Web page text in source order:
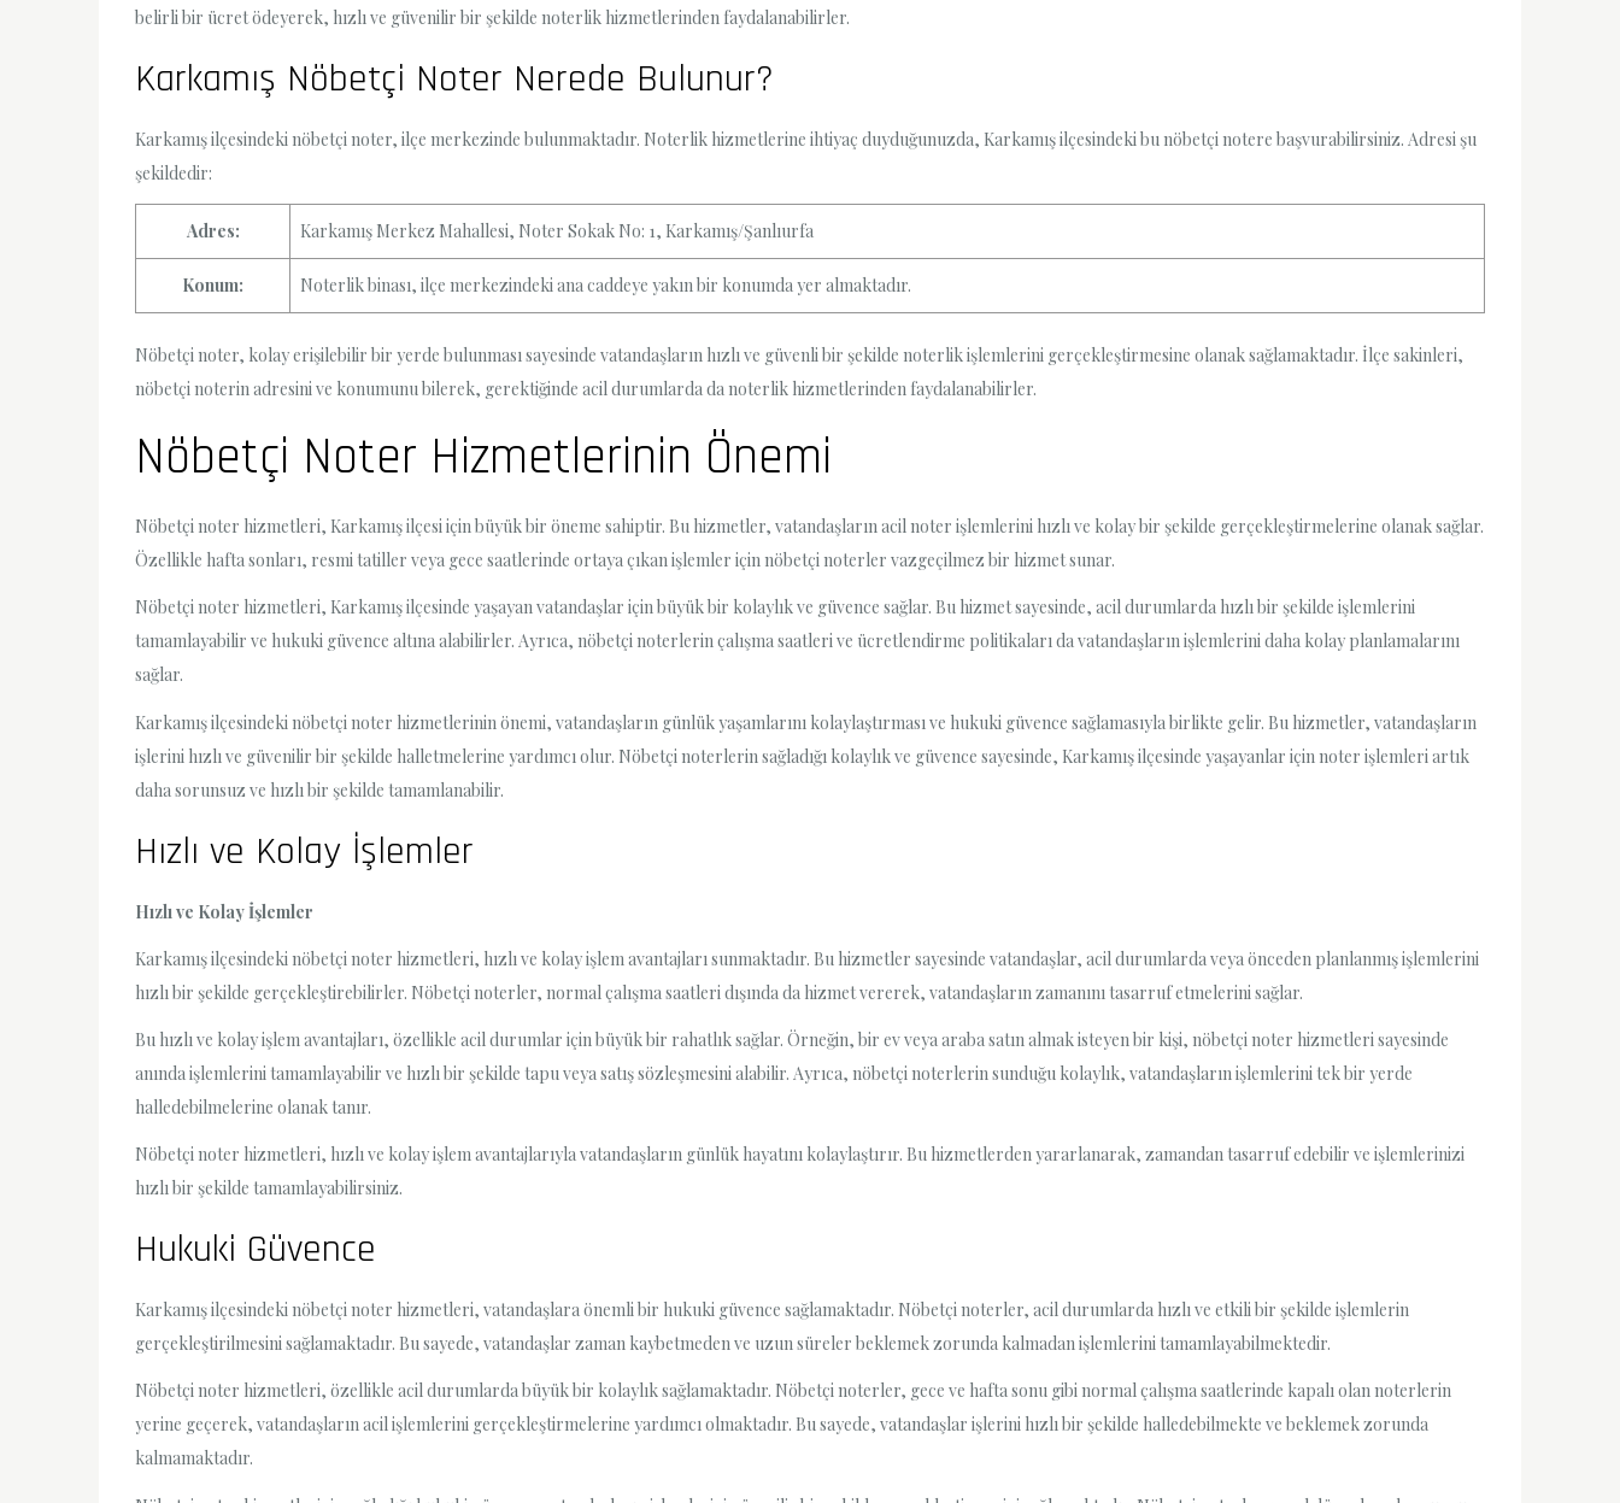
belirli bir ücret ödeyerek, hızlı ve güvenilir bir şekilde noterlik hizmetlerinden faydalanabilirler.
Karkamış Nöbetçi Noter Nerede Bulunur?
Karkamış ilçesindeki nöbetçi noter, ilçe merkezinde bulunmaktadır. Noterlik hizmetlerine ihtiyaç duyduğunuzda, Karkamış ilçesindeki bu nöbetçi notere başvurabilirsiniz. Adresi şu
şekildedir:
Adres: Karkamış Merkez Mahallesi, Noter Sokak No: 1, Karkamış/Şanlıurfa
Konum: Noterlik binası, ilçe merkezindeki ana caddeye yakın bir konumda yer almaktadır.
Nöbetçi noter, kolay erişilebilir bir yerde bulunması sayesinde vatandaşların hızlı ve güvenli bir şekilde noterlik işlemlerini gerçekleştirmesine olanak sağlamaktadır. İlçe sakinleri,
nöbetçi noterin adresini ve konumunu bilerek, gerektiğinde acil durumlarda da noterlik hizmetlerinden faydalanabilirler.
Nöbetçi Noter Hizmetlerinin Önemi
Nöbetçi noter hizmetleri, Karkamış ilçesi için büyük bir öneme sahiptir. Bu hizmetler, vatandaşların acil noter işlemlerini hızlı ve kolay bir şekilde gerçekleştirmelerine olanak sağlar.
Özellikle hafta sonları, resmi tatiller veya gece saatlerinde ortaya çıkan işlemler için nöbetçi noterler vazgeçilmez bir hizmet sunar.
Nöbetçi noter hizmetleri, Karkamış ilçesinde yaşayan vatandaşlar için büyük bir kolaylık ve güvence sağlar. Bu hizmet sayesinde, acil durumlarda hızlı bir şekilde işlemlerini
tamamlayabilir ve hukuki güvence altına alabilirler. Ayrıca, nöbetçi noterlerin çalışma saatleri ve ücretlendirme politikaları da vatandaşların işlemlerini daha kolay planlamalarını
sağlar.
Karkamış ilçesindeki nöbetçi noter hizmetlerinin önemi, vatandaşların günlük yaşamlarını kolaylaştırması ve hukuki güvence sağlamasıyla birlikte gelir. Bu hizmetler, vatandaşların
işlerini hızlı ve güvenilir bir şekilde halletmelerine yardımcı olur. Nöbetçi noterlerin sağladığı kolaylık ve güvence sayesinde, Karkamış ilçesinde yaşayanlar için noter işlemleri artık
daha sorunsuz ve hızlı bir şekilde tamamlanabilir.
Hızlı ve Kolay İşlemler
Hızlı ve Kolay İşlemler
Karkamış ilçesindeki nöbetçi noter hizmetleri, hızlı ve kolay işlem avantajları sunmaktadır. Bu hizmetler sayesinde vatandaşlar, acil durumlarda veya önceden planlanmış işlemlerini
hızlı bir şekilde gerçekleştirebilirler. Nöbetçi noterler, normal çalışma saatleri dışında da hizmet vererek, vatandaşların zamanını tasarruf etmelerini sağlar.
Bu hızlı ve kolay işlem avantajları, özellikle acil durumlar için büyük bir rahatlık sağlar. Örneğin, bir ev veya araba satın almak isteyen bir kişi, nöbetçi noter hizmetleri sayesinde
anında işlemlerini tamamlayabilir ve hızlı bir şekilde tapu veya satış sözleşmesini alabilir. Ayrıca, nöbetçi noterlerin sunduğu kolaylık, vatandaşların işlemlerini tek bir yerde
halledebilmelerine olanak tanır.
Nöbetçi noter hizmetleri, hızlı ve kolay işlem avantajlarıyla vatandaşların günlük hayatını kolaylaştırır. Bu hizmetlerden yararlanarak, zamandan tasarruf edebilir ve işlemlerinizi
hızlı bir şekilde tamamlayabilirsiniz.
Hukuki Güvence
Karkamış ilçesindeki nöbetçi noter hizmetleri, vatandaşlara önemli bir hukuki güvence sağlamaktadır. Nöbetçi noterler, acil durumlarda hızlı ve etkili bir şekilde işlemlerin
gerçekleştirilmesini sağlamaktadır. Bu sayede, vatandaşlar zaman kaybetmeden ve uzun süreler beklemek zorunda kalmadan işlemlerini tamamlayabilmektedir.
Nöbetçi noter hizmetleri, özellikle acil durumlarda büyük bir kolaylık sağlamaktadır. Nöbetçi noterler, gece ve hafta sonu gibi normal çalışma saatlerinde kapalı olan noterlerin
yerine geçerek, vatandaşların acil işlemlerini gerçekleştirmelerine yardımcı olmaktadır. Bu sayede, vatandaşlar işlerini hızlı bir şekilde halledebilmekte ve beklemek zorunda
kalmamaktadır.